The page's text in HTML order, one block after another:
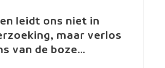
leidt ons niet in
maar verlos
van de boze…